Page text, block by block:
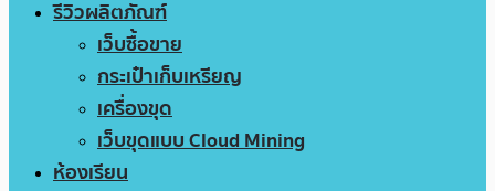
รีวิวผลิตภัณฑ์
เว็บซื้อขาย
กระเป๋าเก็บเหรียญ
เครื่องขุด
เว็บขุดแบบ Cloud Mining
ห้องเรียน